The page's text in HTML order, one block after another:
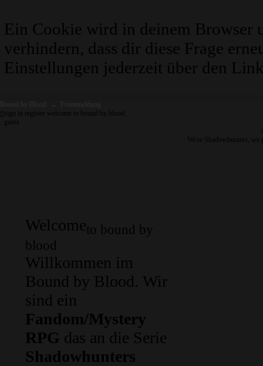
Ein Cookie wird in deinem Browser
verhindern, dass dir diese Frage
Einstellungen jederzeit über den
Bound by Blood →
Forenmeldung
sign in register welcome to bound by blood,
guest
We're Shadowhunters,
Welcometo bound by
blood
Willkommen im
Bound by Blood. Wir
sind ein
Fandom/Mystery
RPG das an die Serie
Shadowhunters